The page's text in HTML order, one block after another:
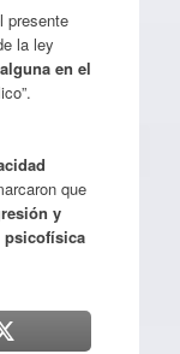
presente
la ley
en el
que
y
psicofísica